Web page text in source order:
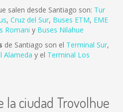
salen desde Santiago son: Tur
, Cruz del Sur, Buses ETM, EME
Romani y Buses Nilahue
de Santiago son el Terminal Sur,
Alameda y el Terminal Los
la ciudad Trovolhue